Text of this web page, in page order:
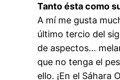
Tanto ésta como
A mí me gusta
último tercio del
de aspectos…
que no tenga el
ello. ¡En el Sáhara